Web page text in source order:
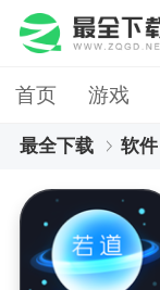
首页 游戏
最全下载 软件